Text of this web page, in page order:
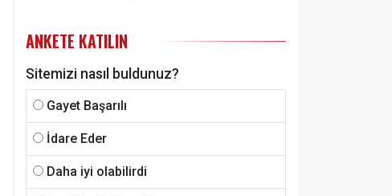
ANKETE KATILIN
Sitemizi nasıl buldunuz?
Gayet Başarılı
İdare Eder
Daha iyi olabilirdi